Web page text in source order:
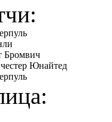
Бромвич
Юнайтед